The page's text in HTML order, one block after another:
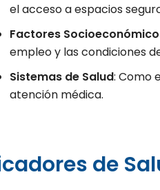
el acceso a espacios
Factores
empleo y las condiciones
Sistemas de Salud: Como
atención médica.
de